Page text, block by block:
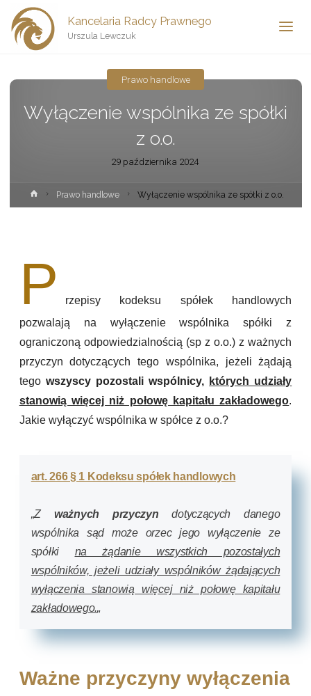
Kancelaria Radcy Prawnego
Urszula Lewczuk
Wyłączenie wspólnika ze spółki
z o.o.
29 października 2024
Prawo handlowe
Prawo handlowe Wyłączenie wspólnika ze spółki z o.o.
P
rzepisy kodeksu spółek handlowych
pozwalają na wyłączenie wspólnika spółki z
ograniczoną odpowiedzialnością (sp z o.o.) z ważnych
przyczyn dotyczących tego wspólnika, jeżeli żądają
tegowszyscy pozostali wspólnicy, których udziały
stanowią więcej niż połowę kapitału zakładowego.
Jakie wyłączyć wspólnika w spółce z o.o.?
art. 266 § 1 Kodeksu spółek handlowych
„Zważnych przyczyn dotyczących danego
wspólnika sąd może orzec jego wyłączenie ze
spółki na żądanie wszystkich pozostałych
wspólników, jeżeli udziały wspólników żądających
wyłączenia stanowią więcej niż połowę kapitału
zakładowego.„
Ważne przyczyny wyłączenia